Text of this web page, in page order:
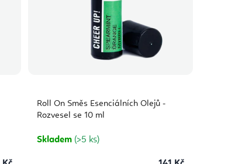
Roll On Směs Esenciálních Olejů -
Rozvesel se 10 ml
Skladem (>5 ks)